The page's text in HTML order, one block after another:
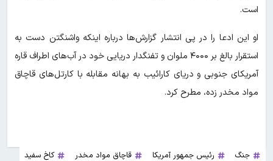
است.
او این ادعا را در پی انتشار گزارش‌ها درباره اینکه واشنگتن دست به
استقرار بالغ بر ۴۰۰۰ ملوان و تفنگدار دریایی خود در آب‌های اطراف قاره
آمریکای جنوبی و دریای کارائیب به بهانه مقابله با کارتل‌های قاچاق
مواد مخدر زده، مطرح کرد.
جنگ رئیس جمهور آمریکا قاچاق مواد مخدر
کاخ سفید